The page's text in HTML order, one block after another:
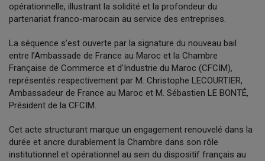
opérationnelle, illustrant la solidité et la profondeur du
partenariat franco-marocain au service des entreprises.
La séquence s’est ouverte par la signature du nouveau bail
entre l’Ambassade de France au Maroc et la Chambre
Française de Commerce et d’Industrie du Maroc (CFCIM),
représentés respectivement par M. Christophe LECOURTIER,
Ambassadeur de France au Maroc et M. Sébastien LE BONTÉ,
Président de la CFCIM.
Cet acte structurant marque un engagement renouvelé dans la
durée et ancre durablement la Chambre dans son rôle
institutionnel et opérationnel au sein du dispositif français au